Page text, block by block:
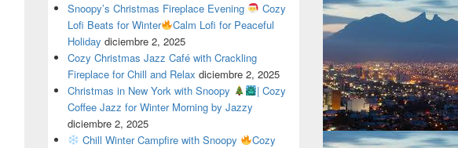
Snoopy’s Christmas Fireplace Evening
Cozy
Lofi Beats for Winter
Calm Lofi for Peaceful
Holiday diciembre 2, 2025
Cozy Christmas Jazz Café with Crackling
Fireplace for Chill and Relax diciembre 2, 2025
Christmas in New York with Snoopy
| Cozy
Coffee Jazz for Winter Morning by Jazzy
diciembre 2, 2025
Chill Winter Campfire with Snoopy
Cozy